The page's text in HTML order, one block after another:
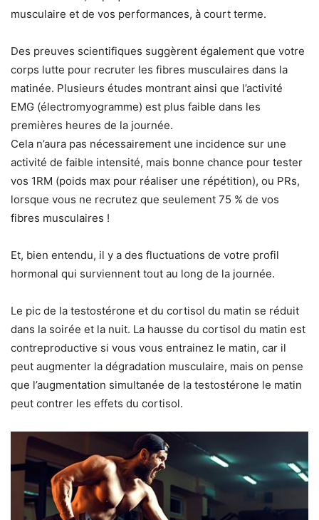
musculaire et de vos performances, à court terme.
Des preuves scientifiques suggèrent également que votre
corps lutte pour recruter les fibres musculaires dans la
matinée. Plusieurs études montrant ainsi que l’activité
EMG (électromyogramme) est plus faible dans les
premières heures de la journée.
Cela n’aura pas nécessairement une incidence sur une
activité de faible intensité, mais bonne chance pour tester
vos 1RM (poids max pour réaliser une répétition), ou PRs,
lorsque vous ne recrutez que seulement 75 % de vos
fibres musculaires !
Et, bien entendu, il y a des fluctuations de votre profil
hormonal qui surviennent tout au long de la journée.
Le pic de la testostérone et du cortisol du matin se réduit
dans la soirée et la nuit. La hausse du cortisol du matin est
contreproductive si vous vous entrainez le matin, car il
peut augmenter la dégradation musculaire, mais on pense
que l’augmentation simultanée de la testostérone le matin
peut contrer les effets du cortisol.